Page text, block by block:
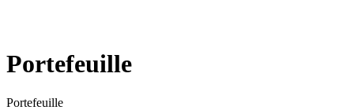
Portefeuille
Portefeuille